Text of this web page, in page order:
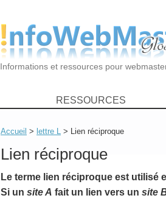
Informations et ressources pour
RESSOURCES
Accueil > lettre L > Lien réciproque
Lien réciproque
Le terme lien réciproque est utilisé
Si un site A fait un lien vers un site